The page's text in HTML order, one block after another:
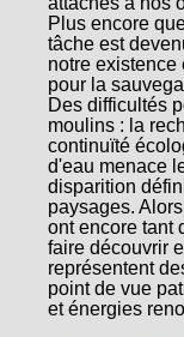
Plus encore
tâche est
notre
pour la
Des difficultés
moulins : la
continuïté
d'eau menace
disparition
paysages.
ont encore tant
faire découvrir
représentent
point de vue
et énergies